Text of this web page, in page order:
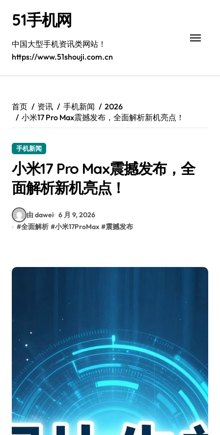
51手机网
中国大型手机资讯类网站！
https://www.51shouji.com.cn
首页 资讯 手机新闻
2026
小米17 Pro Max震撼发布，全面解析新机亮点！
手机新闻
小米17 Pro Max震撼发布，全
面解析新机亮点！
由 dawei 6 月 9, 2026
#全面解析 #小米17ProMax #震撼发布